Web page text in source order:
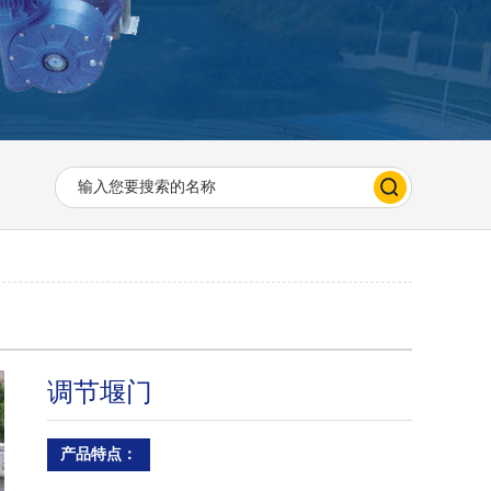
调节堰门
产品特点：